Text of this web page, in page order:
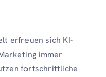
erfreuen sich KI-
immer
fortschrittliche